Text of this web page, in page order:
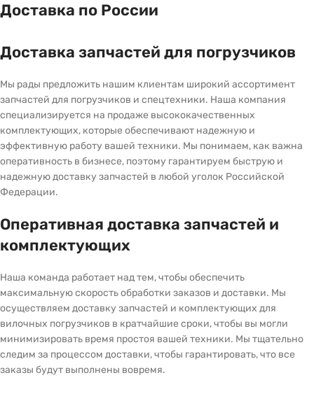
Доставка по России
Доставка запчастей для погрузчиков
Мы рады предложить нашим клиентам широкий ассортимент
запчастей для погрузчиков и спецтехники. Наша компания
специализируется на продаже высококачественных
комплектующих, которые обеспечивают надежную и
эффективную работу вашей техники. Мы понимаем, как важна
оперативность в бизнесе, поэтому гарантируем быструю и
надежную доставку запчастей в любой уголок Российской
Федерации.
Оперативная доставка запчастей и
комплектующих
Наша команда работает над тем, чтобы обеспечить
максимальную скорость обработки заказов и доставки. Мы
осуществляем доставку запчастей и комплектующих для
вилочных погрузчиков в кратчайшие сроки, чтобы вы могли
минимизировать время простоя вашей техники. Мы тщательно
следим за процессом доставки, чтобы гарантировать, что все
заказы будут выполнены вовремя.